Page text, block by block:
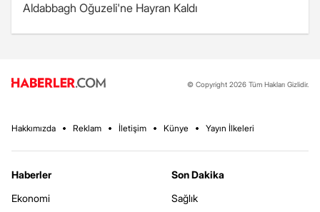
Aldabbagh Oğuzeli'ne Hayran Kaldı
© Copyright 2026 Tüm Hakları Gizlidir.
Hakkımızda Reklam İletişim Künye Yayın İlkeleri
Haberler
Ekonomi
Son Dakika
Sağlık